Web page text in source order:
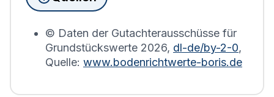
Bodenrichtwerts des entsprechenden Jahres
© Daten der Gutachterausschüsse für
Grundstückswerte 2026, dl-de/by-2-0,
Quelle: www.bodenrichtwerte-boris.de